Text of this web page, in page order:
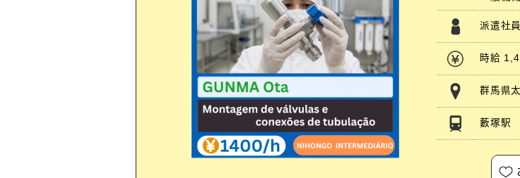
派遣社員
時給
群馬県
藪塚駅